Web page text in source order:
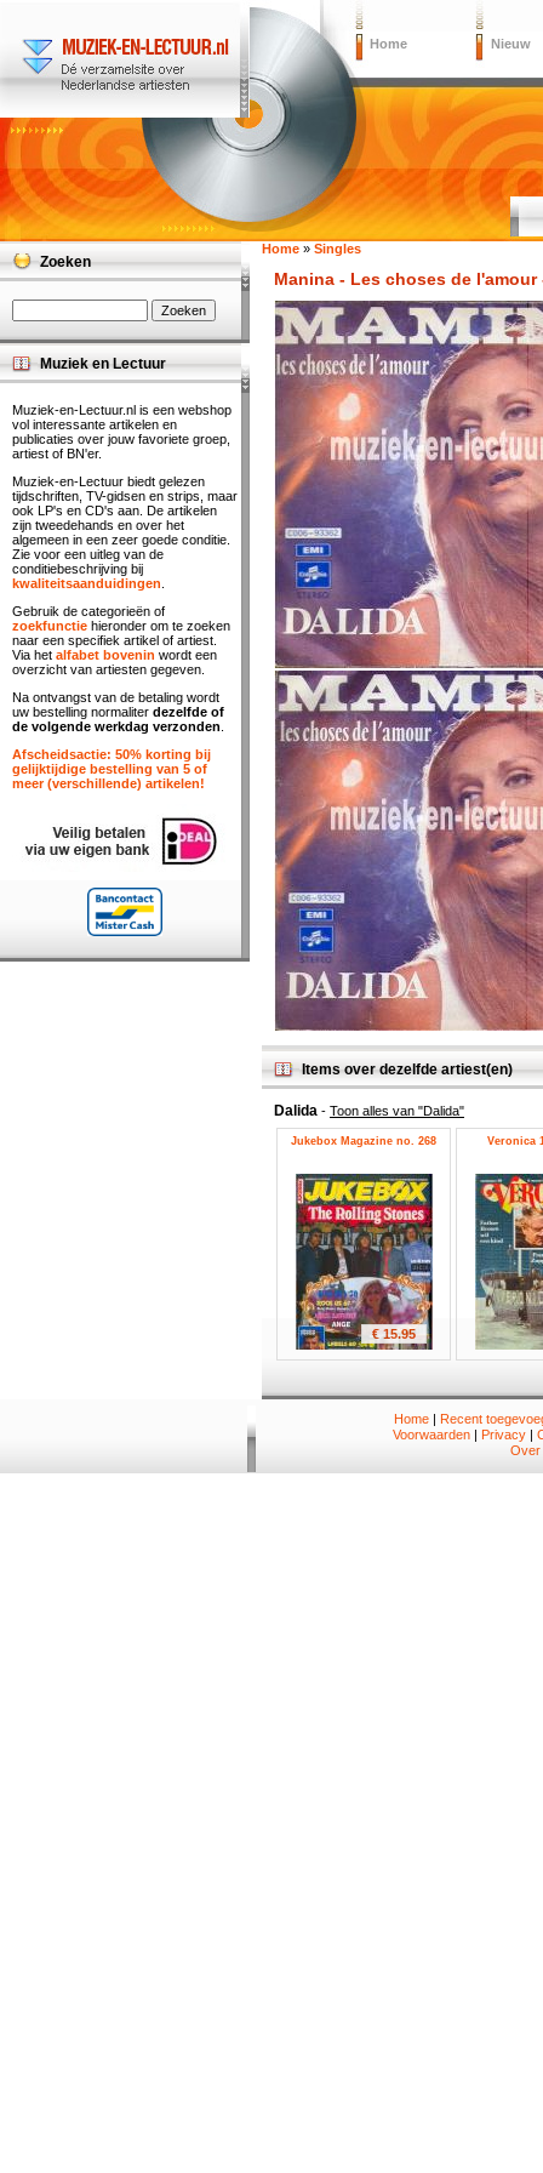
Home Nieuw
Home » Singles
Manina - Les choses de l'amour
Items over dezelfde artiest(en)
Dalida - Toon alles van "Dalida"
Jukebox Magazine no. 268
€ 15.95
Veronica
Zoeken
Muziek en Lectuur
Muziek-en-Lectuur.nl is een webshop
vol interessante artikelen en
publicaties over jouw favoriete groep,
artiest of BN'er.
Muziek-en-Lectuur biedt gelezen
tijdschriften, TV-gidsen en strips, maar
ook LP's en CD's aan. De artikelen
zijn tweedehands en over het
algemeen in een zeer goede conditie.
Zie voor een uitleg van de
conditiebeschrijving bij
kwaliteitsaanduidingen
Gebruik de categorieën of
zoekfunctie hieronder om te zoeken
naar een specifiek artikel of artiest.
Via het alfabet bovenin wordt een
overzicht van artiesten gegeven.
Na ontvangst van de betaling wordt
uw bestelling normaliter dezelfde of
de volgende werkdag verzonden
Afscheidsactie: 50% korting bij
gelijktijdige bestelling van 5 of
meer (verschillende) artikelen!
Home| Recent
Voorwaarden | Privacy |
Over